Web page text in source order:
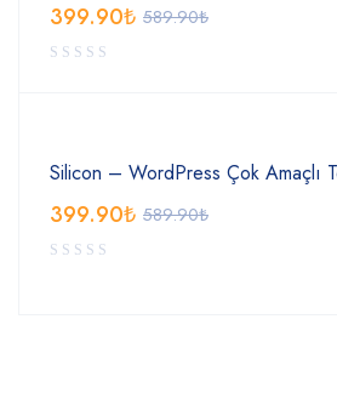
589.90₺
399.90₺
Silicon – WordPress Çok Amaçlı
589.90₺
399.90₺